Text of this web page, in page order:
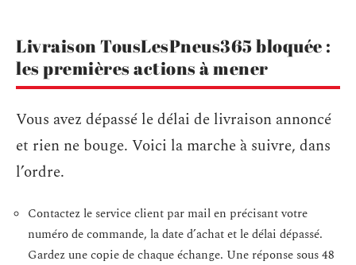
Livraison TousLesPneus365 bloquée :
les premières actions à mener
Vous avez dépassé le délai de livraison annoncé
et rien ne bouge. Voici la marche à suivre, dans
l’ordre.
Contactez le service client par mail en précisant votre
numéro de commande, la date d’achat et le délai dépassé.
Gardez une copie de chaque échange. Une réponse sous 48